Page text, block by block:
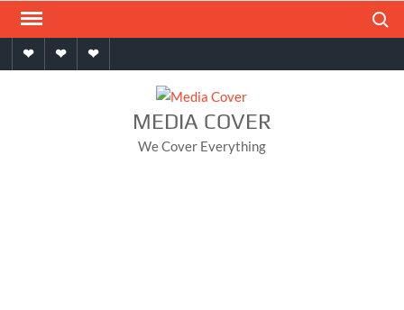
Skip
contentHomeAboutContact
MEDIA COVER
We Cover Everything